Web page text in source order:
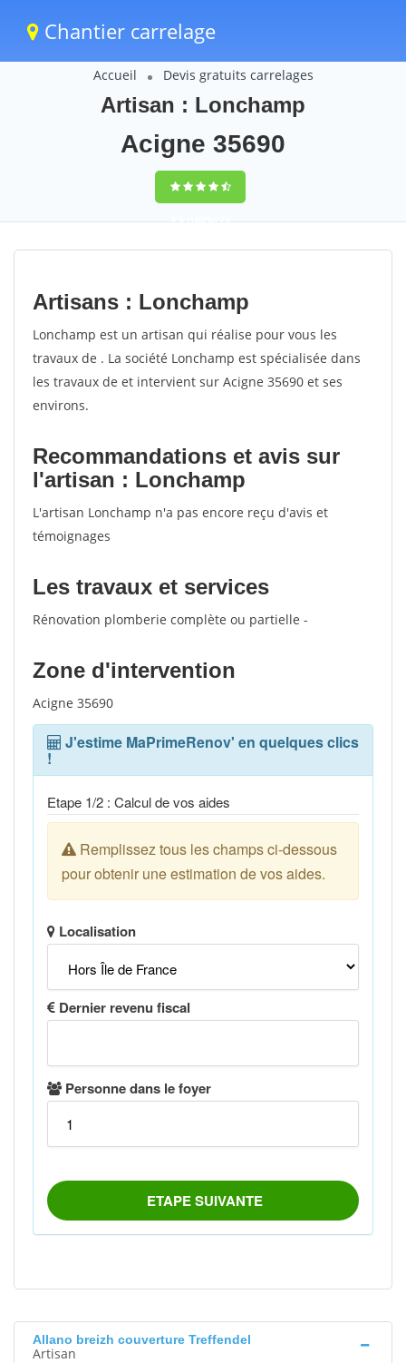
Chantier carrelage
Accueil Devis gratuits carrelages
Artisan : Lonchamp
Acigne 35690
9,5(100%)73
votes
Artisans : Lonchamp
Lonchamp est un artisan qui réalise pour vous les
travaux de . La société Lonchamp est spécialisée dans
les travaux de et intervient sur Acigne 35690 et ses
environs.
Recommandations et avis sur
l'artisan : Lonchamp
L'artisan Lonchamp n'a pas encore reçu d'avis et
témoignages
Les travaux et services
Rénovation plomberie complète ou partielle -
Zone d'intervention
Acigne 35690
Allano breizh couverture Treffendel
Artisan